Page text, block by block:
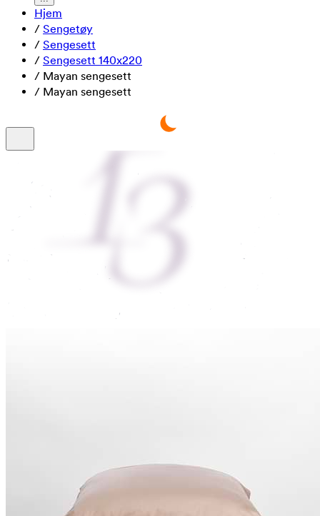
Hjem
/ Sengetøy
/ Sengesett
/ Sengesett 140x220
/ Mayan sengesett
/ Mayan sengesett